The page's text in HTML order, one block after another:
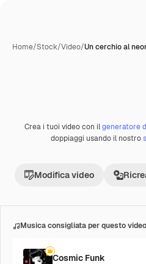
Home/Stock/Video/Un cerchio al
Premium
Crea i tuoi video con ilgeneratore
doppiaggi usando il nostro
Modifica video
Musica consigliata per questo video
Cosmic Funk